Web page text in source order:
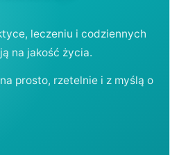
leczeniu i codziennych
na jakość życia.
prosto, rzetelnie i z myślą o